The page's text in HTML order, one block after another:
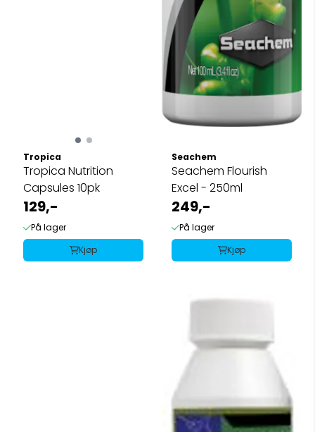
Tropica
Tropica Nutrition
Capsules 10pk
129,-
På lager
Kjøp
Seachem
Seachem Flourish
Excel - 250ml
249,-
På lager
Kjøp